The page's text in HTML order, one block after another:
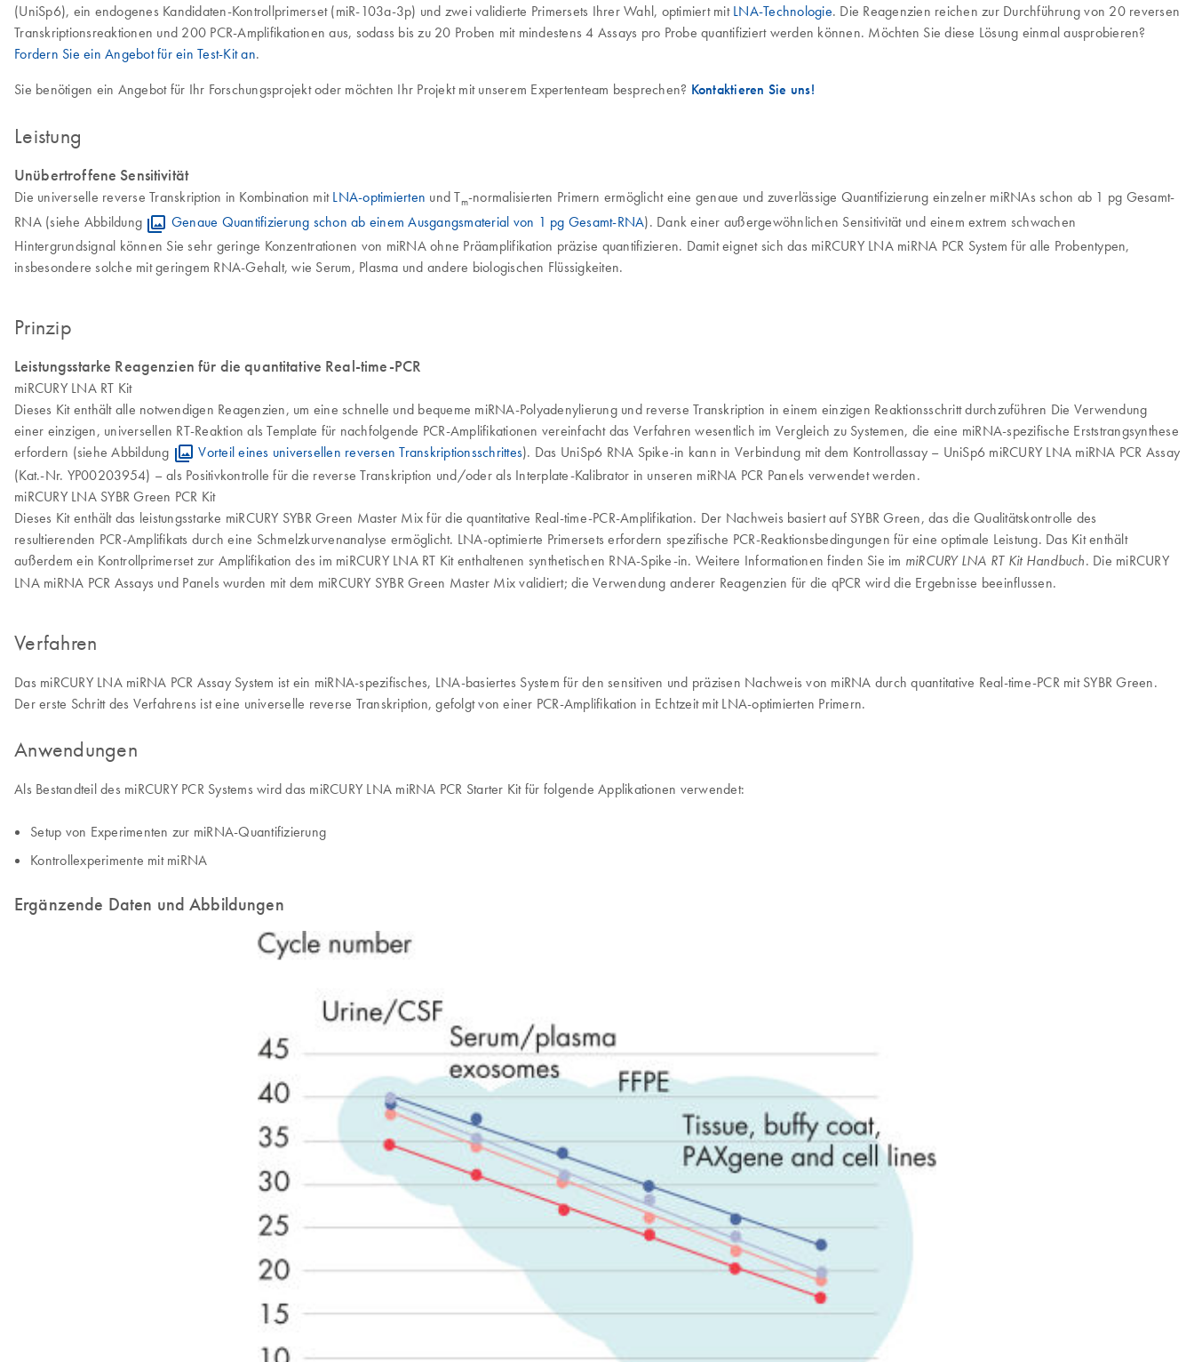
(UniSp6), ein endogenes Kandidaten-Kontrollprimerset (miR-103a-3p) und zwei validierte Primersets Ihrer Wahl, optimiert mit LNA-Technologie. Die Reagenzien reichen zur Durchführung von 20 reversen
Transkriptionsreaktionen und 200 PCR-Amplifikationen aus, sodass bis zu 20 Proben mit mindestens 4 Assays pro Probe quantifiziert werden können. Möchten Sie diese Lösung einmal ausprobieren?
Fordern Sie ein Angebot für ein Test-Kit an.
Sie benötigen ein Angebot für Ihr Forschungsprojekt oder möchten Ihr Projekt mit unserem Expertenteam besprechen? Kontaktieren Sie uns!
Leistung
Unübertroffene Sensitivität
Die universelle reverse Transkription in Kombination mit LNA-optimierten und Tm-normalisierten Primern ermöglicht eine genaue und zuverlässige Quantifizierung einzelner miRNAs schon ab 1 pg Gesamt-
RNA (siehe Abbildung
Genaue Quantifizierung schon ab einem Ausgangsmaterial von 1 pg Gesamt-RNA). Dank einer außergewöhnlichen Sensitivität und einem extrem schwachen
Hintergrundsignal können Sie sehr geringe Konzentrationen von miRNA ohne Präamplifikation präzise quantifizieren. Damit eignet sich das miRCURY LNA miRNA PCR System für alle Probentypen,
insbesondere solche mit geringem RNA-Gehalt, wie Serum, Plasma und andere biologischen Flüssigkeiten.
Prinzip
Leistungsstarke Reagenzien für die quantitative Real-time-PCR
miRCURY LNA RT Kit
Dieses Kit enthält alle notwendigen Reagenzien, um eine schnelle und bequeme miRNA-Polyadenylierung und reverse Transkription in einem einzigen Reaktionsschritt durchzuführen Die Verwendung
einer einzigen, universellen RT-Reaktion als Template für nachfolgende PCR-Amplifikationen vereinfacht das Verfahren wesentlich im Vergleich zu Systemen, die eine miRNA-spezifische Erststrangsynthese
erfordern (siehe Abbildung
Vorteil eines universellen reversen Transkriptionsschrittes). Das UniSp6 RNA Spike-in kann in Verbindung mit dem Kontrollassay – UniSp6 miRCURY LNA miRNA PCR Assay
(Kat.-Nr. YP00203954) – als Positivkontrolle für die reverse Transkription und/oder als Interplate-Kalibrator in unseren miRNA PCR Panels verwendet werden.
miRCURY LNA SYBR Green PCR Kit
Dieses Kit enthält das leistungsstarke miRCURY SYBR Green Master Mix für die quantitative Real-time-PCR-Amplifikation. Der Nachweis basiert auf SYBR Green, das die Qualitätskontrolle des
resultierenden PCR-Amplifikats durch eine Schmelzkurvenanalyse ermöglicht. LNA-optimierte Primersets erfordern spezifische PCR-Reaktionsbedingungen für eine optimale Leistung. Das Kit enthält
außerdem ein Kontrollprimerset zur Amplifikation des im miRCURY LNA RT Kit enthaltenen synthetischen RNA-Spike-in. Weitere Informationen finden Sie im miRCURY LNA RT Kit Handbuch. Die miRCURY
LNA miRNA PCR Assays und Panels wurden mit dem miRCURY SYBR Green Master Mix validiert; die Verwendung anderer Reagenzien für die qPCR wird die Ergebnisse beeinflussen.
Verfahren
Das miRCURY LNA miRNA PCR Assay System ist ein miRNA-spezifisches, LNA-basiertes System für den sensitiven und präzisen Nachweis von miRNA durch quantitative Real-time-PCR mit SYBR Green.
Der erste Schritt des Verfahrens ist eine universelle reverse Transkription, gefolgt von einer PCR-Amplifikation in Echtzeit mit LNA-optimierten Primern.
Anwendungen
Als Bestandteil des miRCURY PCR Systems wird das miRCURY LNA miRNA PCR Starter Kit für folgende Applikationen verwendet:
Setup von Experimenten zur miRNA-Quantifizierung
Kontrollexperimente mit miRNA
Ergänzende Daten und Abbildungen